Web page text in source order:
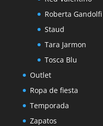
Roberta Gandolfi
Staud
Tara Jarmon
Tosca Blu
Outlet
Ropa de fiesta
Temporada
Zapatos